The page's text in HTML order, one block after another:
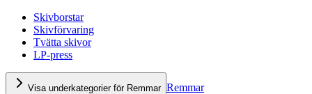
Skivborstar
Skivförvaring
Tvätta skivor
LP-press
Visa underkategorier för Remmar Remmar